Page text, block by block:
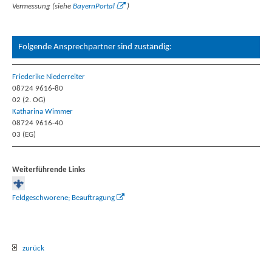
Vermessung (siehe BayernPortal )
Folgende Ansprechpartner sind zuständig:
Friederike Niederreiter
08724 9616-80
02 (2. OG)
Katharina Wimmer
08724 9616-40
03 (EG)
Weiterführende Links
Feldgeschworene; Beauftragung
zurück